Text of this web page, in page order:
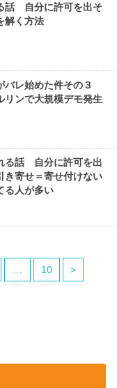
話 自分に許可を出そ
く方法
バレ始めた件その３
リンで大規模デモ発生
る話 自分に許可を出
寄せ＝寄せ付けない
る人が多い
… 10 >